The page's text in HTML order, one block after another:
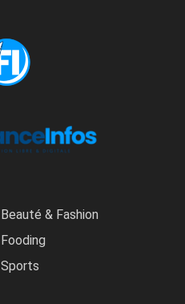
Beauté & Fashion
Fooding
Sports